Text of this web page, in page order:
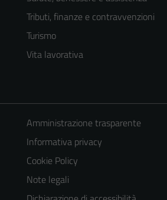
Tributi, finanze e contravvenzioni
Turismo
Vita lavorativa
Amministrazione trasparente
Informativa privacy
Cookie Policy
Note legali
Tecnici
Questi cookie
sono necessari